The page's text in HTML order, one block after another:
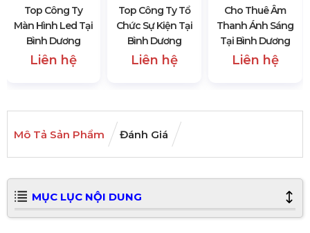
Top Công Ty
Màn Hình Led Tại
Bình Dương
Liên hệ
Top Công Ty Tổ
Chức Sự Kiện Tại
Bình Dương
Liên hệ
Cho Thuê Âm
Thanh Ánh Sáng
Tại Bình Dương
Liên hệ
Mô Tả Sản Phẩm Đánh Giá
MỤC LỤC NỘI DUNG